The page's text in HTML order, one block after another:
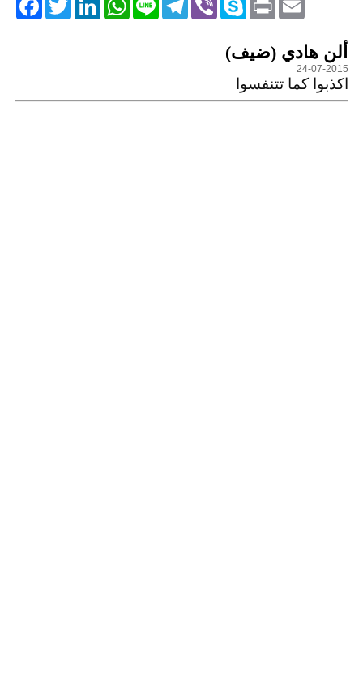
ألن هادي (ضيف)
24-07-2015
اكذبوا كما تتنفسوا